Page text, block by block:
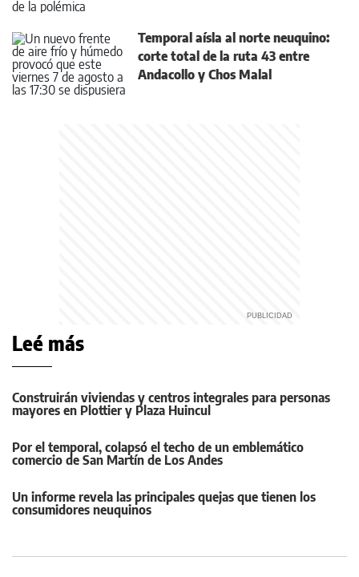
Temporal aísla al norte neuquino:
corte total de la ruta 43 entre
Andacollo y Chos Malal
Leé más
Construirán viviendas y centros integrales para personas
mayores en Plottier y Plaza Huincul
Por el temporal, colapsó el techo de un emblemático
comercio de San Martín de Los Andes
Un informe revela las principales quejas que tienen los
consumidores neuquinos